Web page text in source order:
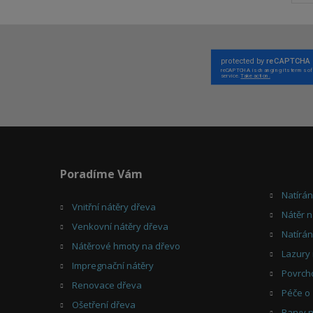
Poradíme Vám
Vnitřní nátěry dřeva
Venkovní nátěry dřeva
Nátěrové hmoty na dřevo
Impregnační nátěry
Renovace dřeva
Ošetření dřeva
Nátěr
Péče